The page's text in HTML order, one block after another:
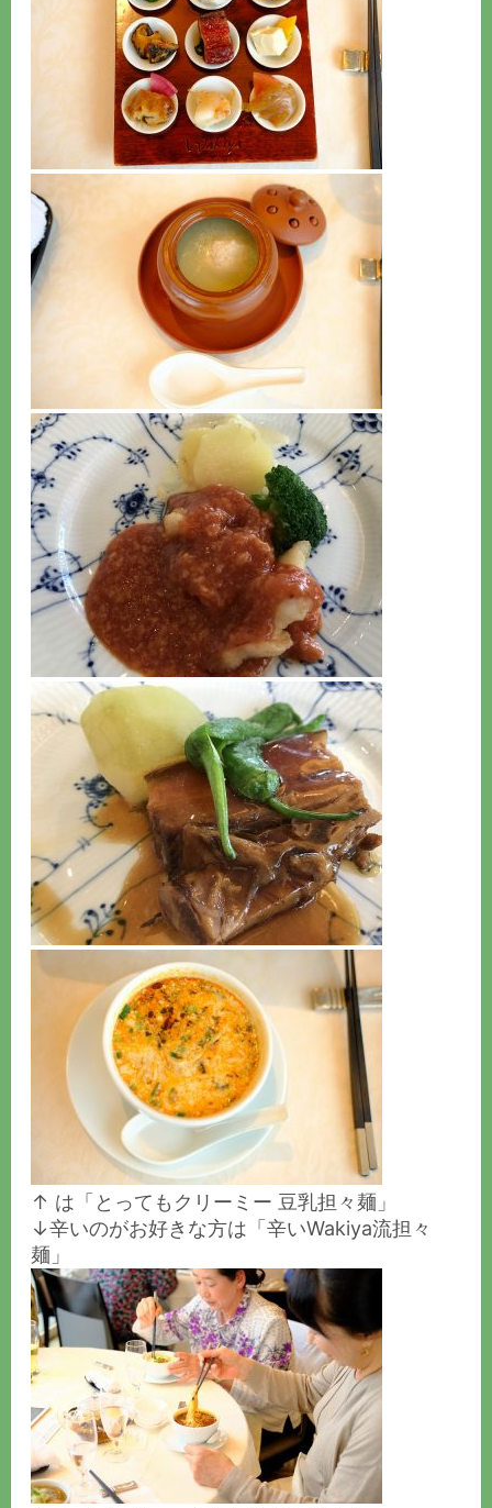
↑ は「とってもクリーミー 豆乳担々麺」
↓辛いのがお好きな方は「辛いWakiya流担々
麺」